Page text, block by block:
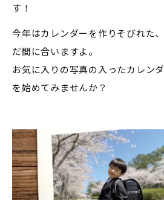
す！
今年はカレンダーを作りそびれた
だ間に合いますよ。
お気に入りの写真の入ったカレン
を始めてみませんか？